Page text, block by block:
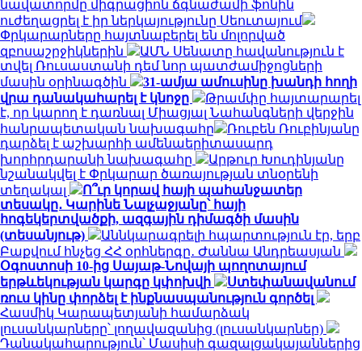
նավատորմը միգրացիոն ճգնաժամի ֆոնին
ուժեղացրել է իր ներկայությունը Սեուտայում
Փրկարարները հայտնաբերել են մոլորված
զբոսաշրջիկներին
ԱՄՆ Սենատը հավանություն է
տվել Ռուսաստանի դեմ նոր պատժամիջոցների
մասին օրինագծին
31-ամյա ամուսինը խանդի հողի
վրա դանակահարել է կնոջը
Թրամփը հայտարարել
է, որ կարող է դառնալ Միացյալ Նահանգների վերջին
հանրապետական ​​նախագահը
Ռուբեն Ռուբինյանը
դարձել է աշխարհի ամենաերիտասարդ
խորհրդարանի նախագահը
Արթուր Խուդինյանը
նշանակվել է Փրկարար ծառայության տնօրենի
տեղակալ
Ո՞ւր կորավ հայի պահանջատեր
տեսակը․ Կարինե Նալչաջյանը՝ հայի
հոգեկերտվածքի, ազգային դիմագծի մասին
(տեսանյութ)
Աննկարագրելի հպարտություն էր, երբ
Բաքվում հնչեց ՀՀ օրհներգը․ Ժաննա Անդրեասյան
Օգոստոսի 10-ից Սայաթ-Նովայի պողոտայում
երթևեկության կարգը կփոխվի
Ստեփանավանում
ռուս կինը փորձել է ինքնասպանություն գործել
Հասմիկ Կարապետյանի համարձակ
լուսանկարները՝ լողավազանից (լուսանկարներ)
Դանակահարություն՝ Մասիսի գազալցակայաններից